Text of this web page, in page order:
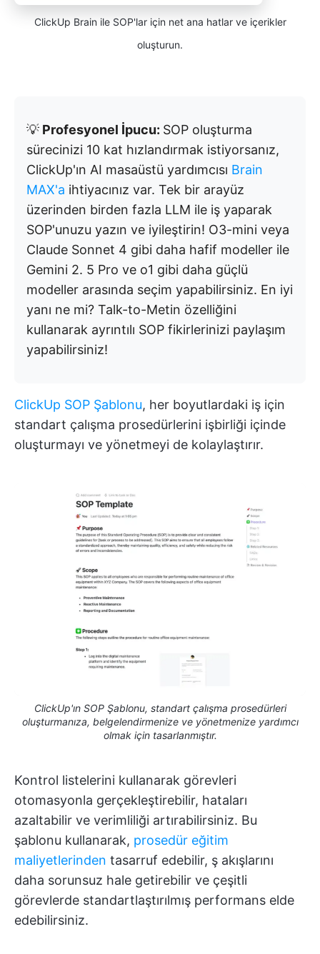
ClickUp Brain ile SOP'lar için net ana hatlar ve içerikler
oluşturun.
💡 Profesyonel İpucu: SOP oluşturma
sürecinizi 10 kat hızlandırmak istiyorsanız,
ClickUp'ın AI masaüstü yardımcısı Brain
MAX'a ihtiyacınız var. Tek bir arayüz
üzerinden birden fazla LLM ile iş yaparak
SOP'unuzu yazın ve iyileştirin! O3-mini veya
Claude Sonnet 4 gibi daha hafif modeller ile
Gemini 2. 5 Pro ve o1 gibi daha güçlü
modeller arasında seçim yapabilirsiniz. En iyi
yanı ne mi? Talk-to-Metin özelliğini
kullanarak ayrıntılı SOP fikirlerinizi paylaşım
yapabilirsiniz!
ClickUp SOP Şablonu, her boyutlardaki iş için
standart çalışma prosedürlerini işbirliği içinde
oluşturmayı ve yönetmeyi de kolaylaştırır.
ClickUp'ın SOP Şablonu, standart çalışma prosedürleri
oluşturmanıza, belgelendirmenize ve yönetmenize yardımcı
olmak için tasarlanmıştır.
Kontrol listelerini kullanarak görevleri
otomasyonla gerçekleştirebilir, hataları
azaltabilir ve verimliliği artırabilirsiniz. Bu
şablonu kullanarak, prosedür eğitim
maliyetlerinden tasarruf edebilir, ş akışlarını
daha sorunsuz hale getirebilir ve çeşitli
görevlerde standartlaştırılmış performans elde
edebilirsiniz.